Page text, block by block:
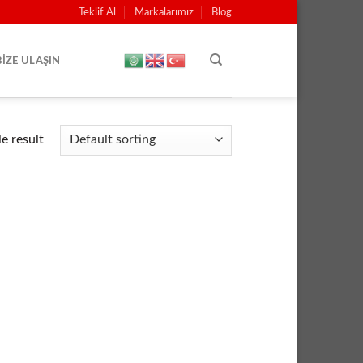
Teklif Al Markalarımız Blog
ULAŞIN
result